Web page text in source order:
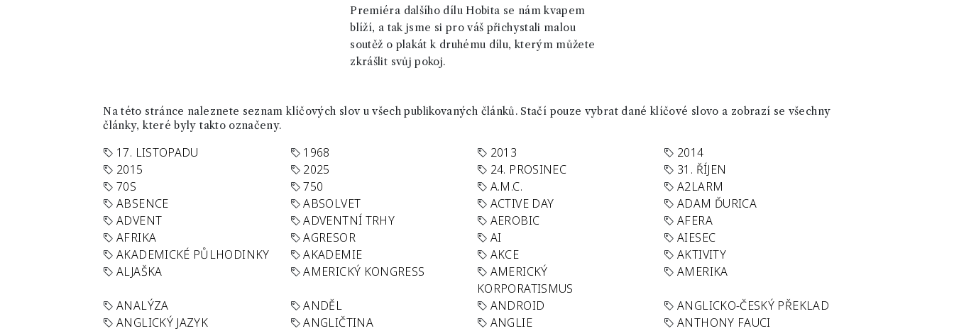
Premiéra dalšího dílu Hobita se nám kvapem
blíží, a tak jsme si pro váš přichystali malou
soutěž o plakát k druhému dílu, kterým můžete
zkrášlit svůj pokoj.
Na této stránce naleznete seznam klíčových slov u všech publikovaných článků. Stačí pouze vybrat dané klíčové slovo a zobrazí se všechny
články, které byly takto označeny.
17. LISTOPADU 1968 2013
2014
2015
2025 24. PROSINEC
31. ŘÍJEN
70S
750 A.M.C.
A2LARM
ABSENCE
ABSOLVET ACTIVE DAY
ADAM ĎURICA
ADVENT
ADVENTNÍ TRHY AEROBIC
AFERA
AFRIKA
AGRESOR AI
AIESEC
AKADEMICKÉ PŮLHODINKY
AKADEMIE AKCE
AKTIVITY
ALJAŠKA
AMERICKÝ KONGRESS
AMERICKÝ
KORPORATISMUS
AMERIKA
ANALÝZA ANDĚL ANDROID
ANGLICKO-ČESKÝ PŘEKLAD
ANGLICKÝ JAZYK
ANGLIČTINA ANGLIE
ANTHONY FAUCI